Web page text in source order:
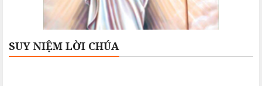
SUY NIỆM LỜI CHÚA